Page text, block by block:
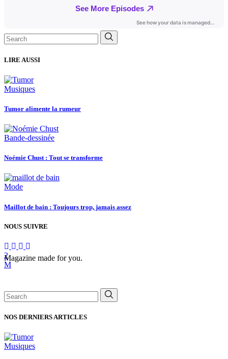
Search
for:
LIRE AUSSI
Musiques
Tumor alimente la rumeur
Bande-dessinée
Noémie Chust : Tout se transforme
Mode
Maillot de bain : Toujours trop, jamais assez
NOUS SUIVRE
Magazine made for you.
Search
for:
NOS DERNIERS ARTICLES
Musiques